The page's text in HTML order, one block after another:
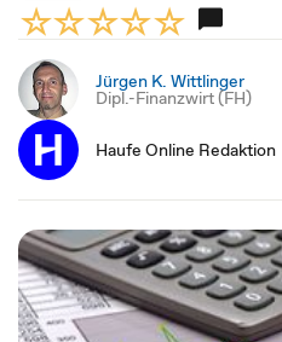
Jürgen K. Wittlinger
Dipl.-Finanzwirt (FH)
Haufe Online Redaktion